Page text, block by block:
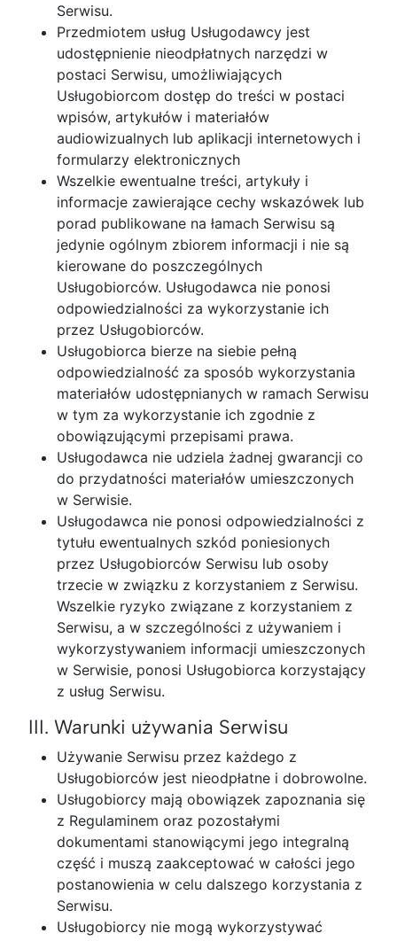
Serwisu.
Przedmiotem usług Usługodawcy jest
udostępnienie nieodpłatnych narzędzi w
postaci Serwisu, umożliwiających
Usługobiorcom dostęp do treści w postaci
wpisów, artykułów i materiałów
audiowizualnych lub aplikacji internetowych i
formularzy elektronicznych
Wszelkie ewentualne treści, artykuły i
informacje zawierające cechy wskazówek lub
porad publikowane na łamach Serwisu są
jedynie ogólnym zbiorem informacji i nie są
kierowane do poszczególnych
Usługobiorców. Usługodawca nie ponosi
odpowiedzialności za wykorzystanie ich
przez Usługobiorców.
Usługobiorca bierze na siebie pełną
odpowiedzialność za sposób wykorzystania
materiałów udostępnianych w ramach Serwisu
w tym za wykorzystanie ich zgodnie z
obowiązującymi przepisami prawa.
Usługodawca nie udziela żadnej gwarancji co
do przydatności materiałów umieszczonych
w Serwisie.
Usługodawca nie ponosi odpowiedzialności z
tytułu ewentualnych szkód poniesionych
przez Usługobiorców Serwisu lub osoby
trzecie w związku z korzystaniem z Serwisu.
Wszelkie ryzyko związane z korzystaniem z
Serwisu, a w szczególności z używaniem i
wykorzystywaniem informacji umieszczonych
w Serwisie, ponosi Usługobiorca korzystający
z usług Serwisu.
III. Warunki używania Serwisu
Używanie Serwisu przez każdego z
Usługobiorców jest nieodpłatne i dobrowolne.
Usługobiorcy mają obowiązek zapoznania się
z Regulaminem oraz pozostałymi
dokumentami stanowiącymi jego integralną
część i muszą zaakceptować w całości jego
postanowienia w celu dalszego korzystania z
Serwisu.
Usługobiorcy nie mogą wykorzystywać